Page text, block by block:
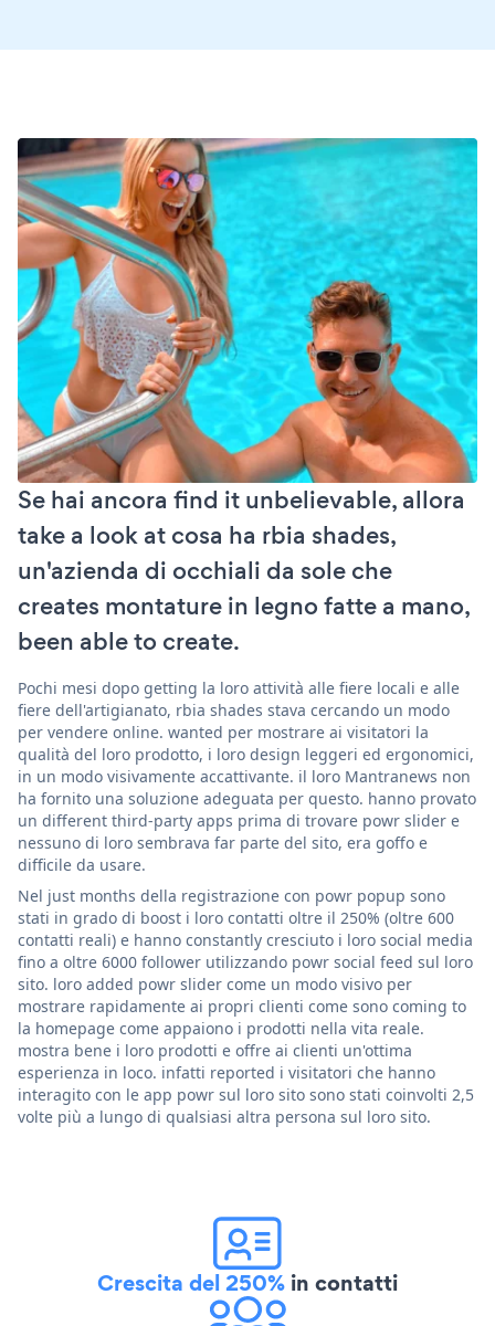
Se hai ancora find it unbelievable, allora
take a look at cosa ha rbia shades,
un'azienda di occhiali da sole che
creates montature in legno fatte a mano,
been able to create.
Pochi mesi dopo getting la loro attività alle fiere locali e alle
fiere dell'artigianato, rbia shades stava cercando un modo
per vendere online. wanted per mostrare ai visitatori la
qualità del loro prodotto, i loro design leggeri ed ergonomici,
in un modo visivamente accattivante. il loro Mantranews non
ha fornito una soluzione adeguata per questo. hanno provato
un different third-party apps prima di trovare powr slider e
nessuno di loro sembrava far parte del sito, era goffo e
difficile da usare.
Nel just months della registrazione con powr popup sono
stati in grado di boost i loro contatti oltre il 250% (oltre 600
contatti reali) e hanno constantly cresciuto i loro social media
fino a oltre 6000 follower utilizzando powr social feed sul loro
sito. loro added powr slider come un modo visivo per
mostrare rapidamente ai propri clienti come sono coming to
la homepage come appaiono i prodotti nella vita reale.
mostra bene i loro prodotti e offre ai clienti un'ottima
esperienza in loco. infatti reported i visitatori che hanno
interagito con le app powr sul loro sito sono stati coinvolti 2,5
volte più a lungo di qualsiasi altra persona sul loro sito.
Crescita del 250% in contatti